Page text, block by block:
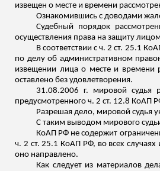
извещен о месте и времени
Ознакомившись с доводами
Судебный порядок
осуществления права на защиту
В соответствии с ч. 2 ст. 25.1
по делу об административном
извещении лица о месте и времени
оставлено без удовлетворения.
31.08.2006 г. мировой судья
предусмотренного ч. 2 ст. 12.8 КоАП
Разрешая дело, мировой судья
С таким выводом мирового судьи
КоАП РФ не содержит
ч. 2 ст. 25.1 КоАП РФ, во всех
оно направлено.
Как следует из материалов